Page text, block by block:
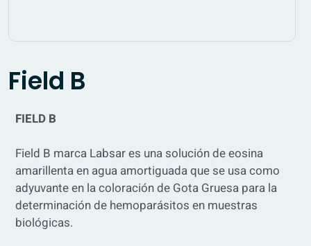
Field B
FIELD B
Field B marca Labsar es una solución de eosina
amarillenta en agua amortiguada que se usa como
adyuvante en la coloración de Gota Gruesa para la
determinación de hemoparásitos en muestras
biológicas.